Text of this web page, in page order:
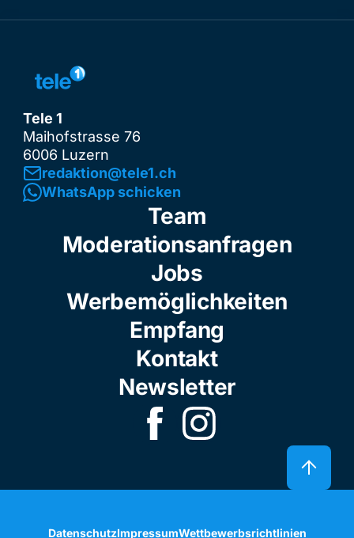
Tele 1
Maihofstrasse 76
6006 Luzern
redaktion@tele1.ch
WhatsApp schicken
Team
Moderationsanfragen
Jobs
Werbemöglichkeiten
Empfang
Kontakt
Newsletter
DatenschutzImpressumWettbewerbsrichtlinien